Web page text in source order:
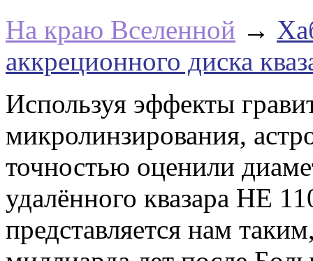
На краю Вселенной →
аккреционного диска
Используя эффекты
микролинзирования,
точностью оценили
удалённого квазара HE
представляется нам